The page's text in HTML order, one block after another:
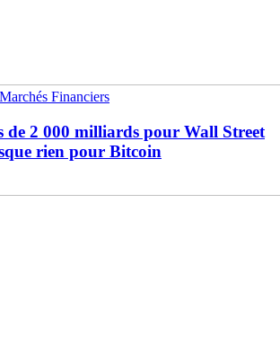
Marchés Financiers
de 2 000 milliards pour Wall Street
rien pour Bitcoin